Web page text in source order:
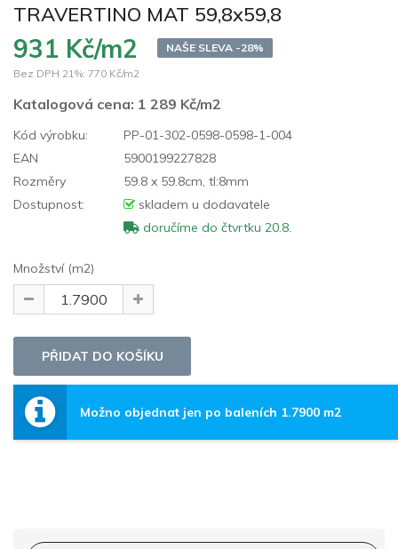
TRAVERTINO MAT 59,8x59,8
931 Kč/m2
NAŠE SLEVA -28%
Bez DPH 21%: 770 Kč/m2
Katalogová cena: 1 289 Kč/m2
Kód výrobku:
PP-01-302-0598-0598-1-004
EAN
5900199227828
Rozměry
59.8 x 59.8cm, tl:8mm
Dostupnost:
skladem u dodavatele
doručíme do čtvrtku 20.8.
Množství (m2)
Možno objednat jen po baleních 1.7900 m2